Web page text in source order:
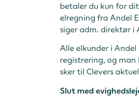
betaler du kun for
elregning fra Andel
siger adm. direktør i
Alle elkunder i
registrering, og man
sker til Clevers
Slut med